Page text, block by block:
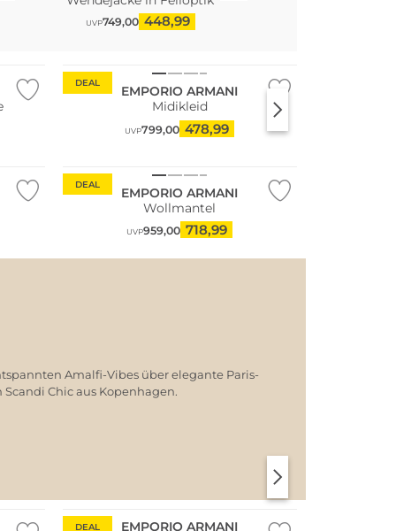
UVP749,00 448,99
DEAL
EMPORIO ARMANI
Midikleid
UVP799,00 478,99
DEAL
EMPORIO ARMANI
Wollmantel
UVP959,00 718,99
Amalfi-Vibes über elegante Paris-
Chic aus Kopenhagen.
DEAL
EMPORIO ARMANI